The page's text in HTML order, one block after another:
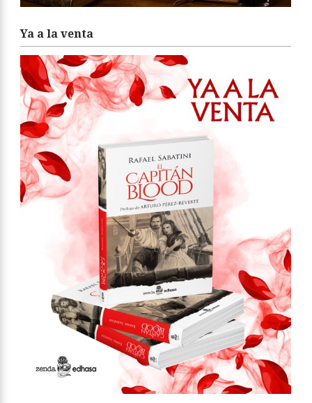
Ya a la venta